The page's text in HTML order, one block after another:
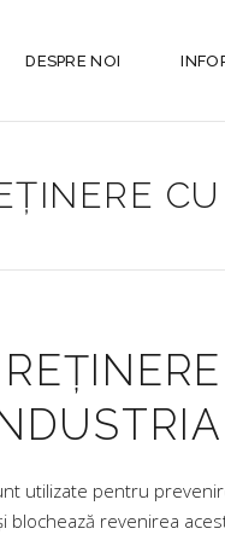
DESPRE NOI
utilizate pentru
blochează revenirea